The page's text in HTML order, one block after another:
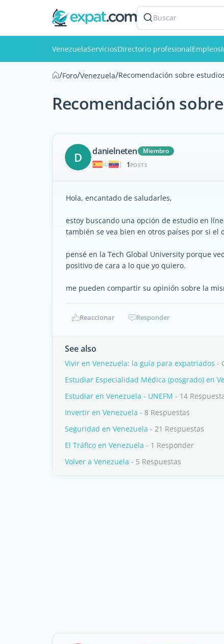
Buscar
VenezuelaServiciosDirectorio profesionalEmpleos
/Foro/Venezuela/Recomendación sobre
Recomendación
D danielneten
Miembro
|
1 POSTS
Hola, encantado de saludarles,
estoy buscando una opción de estudio en
también se vea bien en otros países por si
pensé en la Tech Global University porque
positivo de cara a lo que yo quiero.
me pueden compartir su opinión sobre la
Reaccionar Responder
See also
Vivir en Venezuela: la guía para expatriados -
Estudiar Especialidad Médica (posgrado) en
Estudiar en Venezuela - UNEFM - 14
Invertir en Venezuela - 8 Respuestas
Seguridad en Venezuela - 21 Respuestas
El Tráfico en Venezuela - 1 Responder
Volver a Venezuela - 5 Respuestas